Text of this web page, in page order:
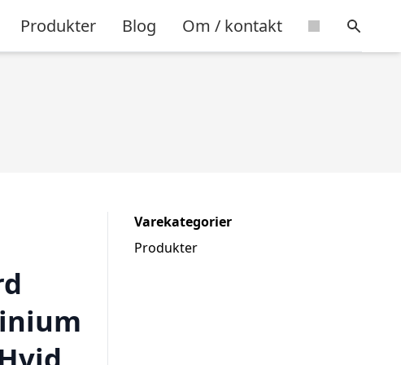
Produkter Blog Om / kontakt
Varekategorier
Produkter